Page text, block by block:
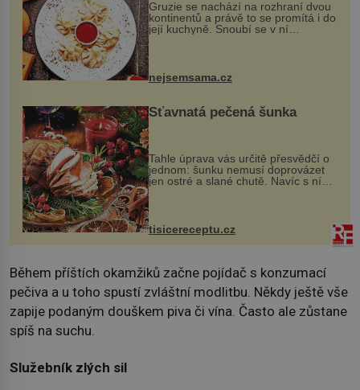
Gruzie se nachází na rozhraní dvou
kontinentů a právě to se promítá i do
její kuchyně. Snoubí se v ní
evropské a asijské chutě a díky tomu
pokrmy, které rozhodně st...
nejsemsama.cz
Šťavnatá pečená šunka
Tahle úprava vás určitě přesvědčí o
jednom: šunku nemusí doprovázet
jen ostré a slané chutě. Navíc s ní
nakrmíte poměrně hodně hladových
krků. Ingredience sádlo 3 kg šunky
vcelku 3 stroužky česneku hl...
tisicereceptu.cz
Během příštích okamžiků začne pojídač s konzumací
pečiva a u toho spustí zvláštní modlitbu. Někdy ještě vše
zapije podaným douškem piva či vína. Často ale zůstane
spíš na suchu.
Služebník zlých sil